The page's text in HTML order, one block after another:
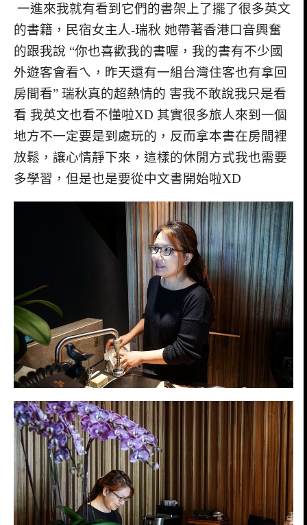
一進來我就有看到它們的書架上了擺了很多英文
的書籍，民宿女主人-瑞秋 她帶著香港口音興奮
的跟我說 “你也喜歡我的書喔，我的書有不少國
外遊客會看ㄟ，昨天還有一組台灣住客也有拿回
房間看” 瑞秋真的超熱情的 害我不敢說我只是看
看 我英文也看不懂啦XD 其實很多旅人來到一個
地方不一定要是到處玩的，反而拿本書在房間裡
放鬆，讓心情靜下來，這樣的休閒方式我也需要
多學習，但是也是要從中文書開始啦XD